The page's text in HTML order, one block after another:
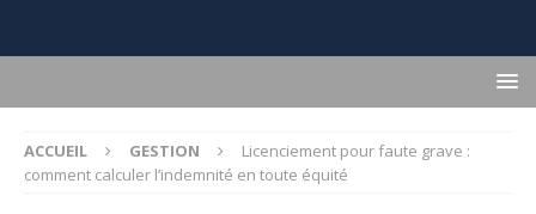
ACCUEIL GESTION
Licenciement pour faute grave :
comment calculer l’indemnité en toute équité